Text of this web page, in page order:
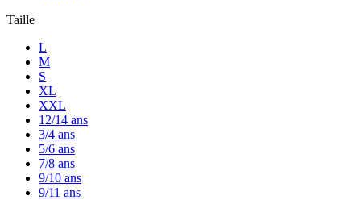
Taille
L
M
S
XL
XXL
12/14 ans
3/4 ans
5/6 ans
7/8 ans
9/10 ans
9/11 ans